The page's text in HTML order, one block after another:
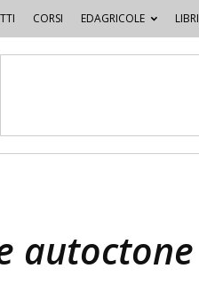
CORSI EDAGRICOLE LIBRI
autoctone